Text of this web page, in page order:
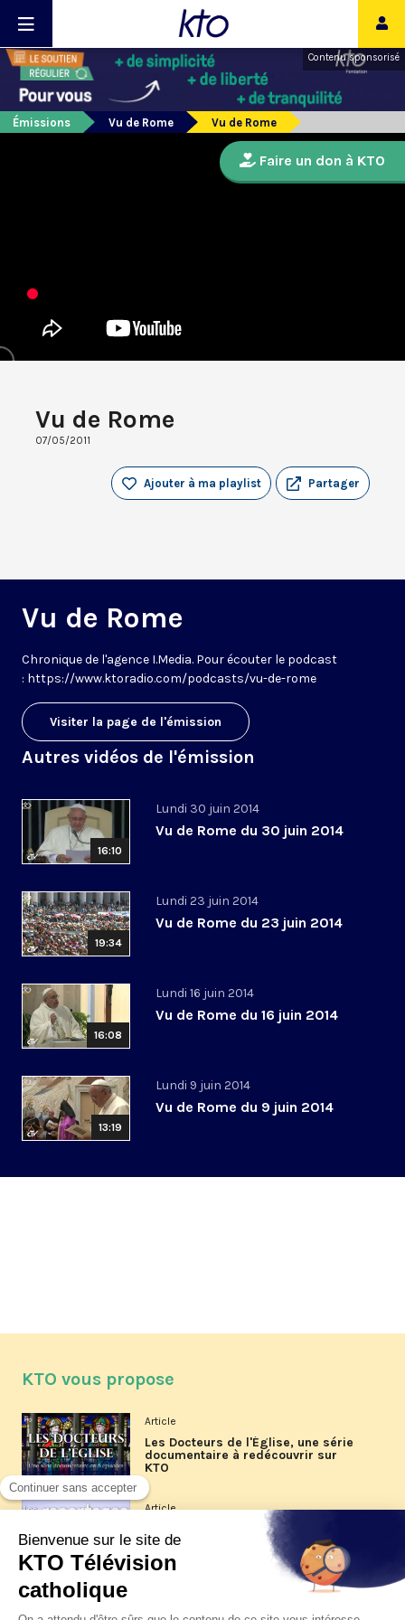
Contenu sponsorisé
Émissions Vu de Rome Vu de Rome
Vu de Rome
07/05/2011
Partager
Ajouter à ma playlist
Vu de Rome
Chronique de l'agence I.Media. Pour écouter le podcast
: https://www.ktoradio.com/podcasts/vu-de-rome
Visiter la page de l'émission
Autres vidéos de l'émission
16:10
Lundi 30 juin 2014
Vu de Rome du 30 juin 2014
19:34
Lundi 23 juin 2014
Vu de Rome du 23 juin 2014
16:08
Lundi 16 juin 2014
Vu de Rome du 16 juin 2014
13:19
Lundi 9 juin 2014
Vu de Rome du 9 juin 2014
Faire un don à KTO
KTO vous propose
Article
Les Docteurs de l'Église, une série
documentaire à redécouvrir sur
KTO
Article
Les reportages d'été 2026 de KTO
La visite pastorale du pape Léon